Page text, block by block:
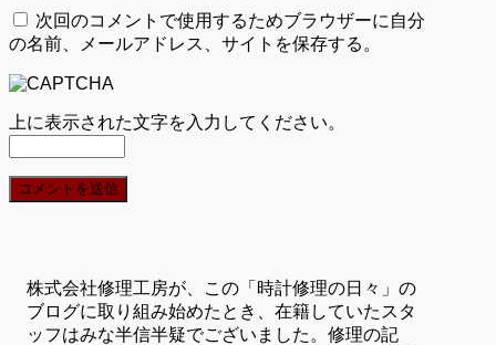
次回のコメントで使用するためブラウザーに自分
の名前、メールアドレス、サイトを保存する。
上に表示された文字を入力してください。
株式会社修理工房が、この「時計修理の日々」の
ブログに取り組み始めたとき、在籍していたスタ
ッフはみな半信半疑でございました。修理の記